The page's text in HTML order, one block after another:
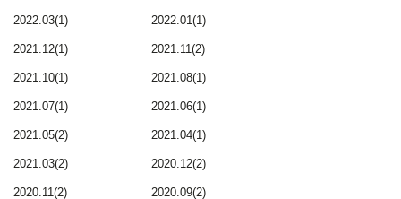
2022.03(1) 2022.01(1)
2021.12(1) 2021.11(2)
2021.10(1) 2021.08(1)
2021.07(1) 2021.06(1)
2021.05(2) 2021.04(1)
2021.03(2) 2020.12(2)
2020.11(2) 2020.09(2)